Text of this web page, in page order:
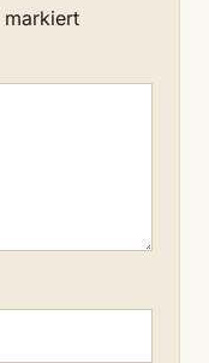
markiert